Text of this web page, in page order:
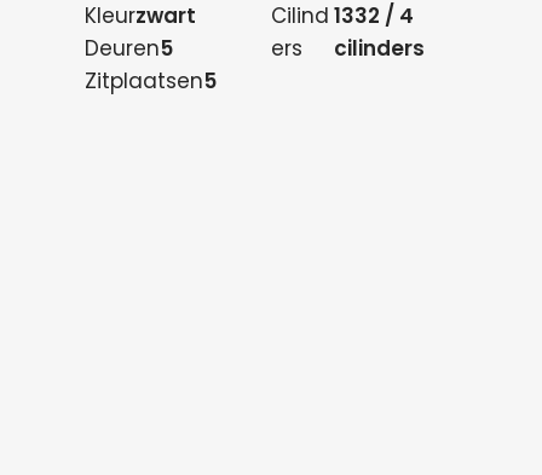
Kleurzwart
Deuren5
Zitplaatsen5
Cilind
ers
1332 / 4
cilinders